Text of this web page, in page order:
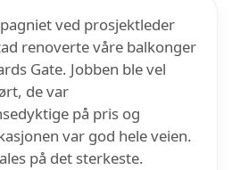
ved prosjektleder
renoverte våre balkonger
Gate. Jobben ble vel
de var
på pris og
var god hele veien.
på det sterkeste.